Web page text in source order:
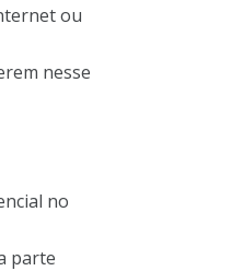
ou
nesse
no
parte